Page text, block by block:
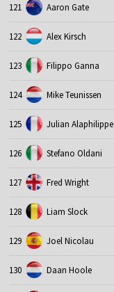
121 Aaron Gate
122 Alex Kirsch
123 Filippo Ganna
124 Mike Teunissen
125 Julian Alaphilippe
126 Stefano Oldani
127 Fred Wright
128 Liam Slock
129 Joel Nicolau
130 Daan Hoole